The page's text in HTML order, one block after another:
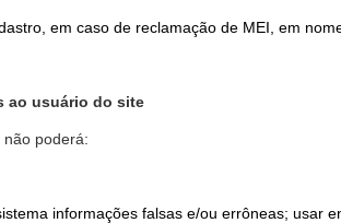
em caso de reclamação de MEI, em
ao usuário do site
poderá:
informações falsas e/ou errôneas; usar